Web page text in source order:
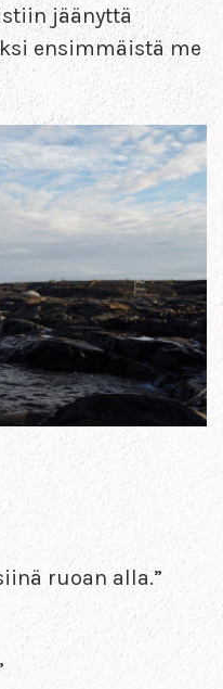
jäänyttä
ensimmäistä me
ruoan alla.”